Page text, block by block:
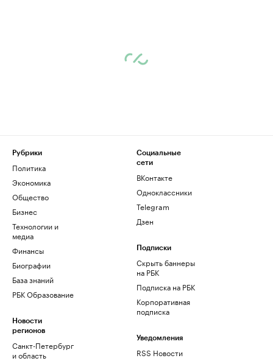
Рубрики
Политика
Экономика
Общество
Бизнес
Технологии и
медиа
Финансы
Биографии
База знаний
РБК Образование
Новости
регионов
Санкт-Петербург
и область
Социальные
сети
ВКонтакте
Одноклассники
Telegram
Дзен
Подписки
Скрыть баннеры
на РБК
Подписка на РБК
Корпоративная
подписка
Уведомления
RSS Новости